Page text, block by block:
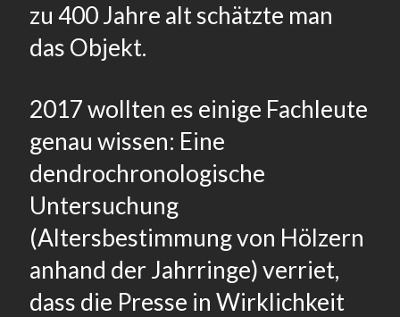
zu 400 Jahre alt schätzte man
das Objekt.
2017 wollten es einige Fachleute
genau wissen: Eine
dendrochronologische
Untersuchung
(Altersbestimmung von Hölzern
anhand der Jahrringe) verriet,
dass die Presse in Wirklichkeit